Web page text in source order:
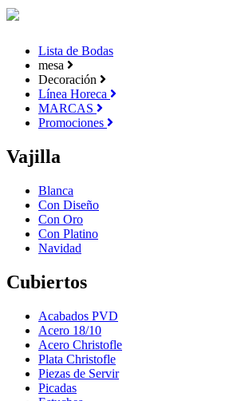
Lista de Bodas
mesa
Decoración
Línea Horeca
MARCAS
Promociones
Vajilla
Blanca
Con Diseño
Con Oro
Con Platino
Navidad
Cubiertos
Acabados PVD
Acero 18/10
Acero Christofle
Plata Christofle
Piezas de Servir
Picadas